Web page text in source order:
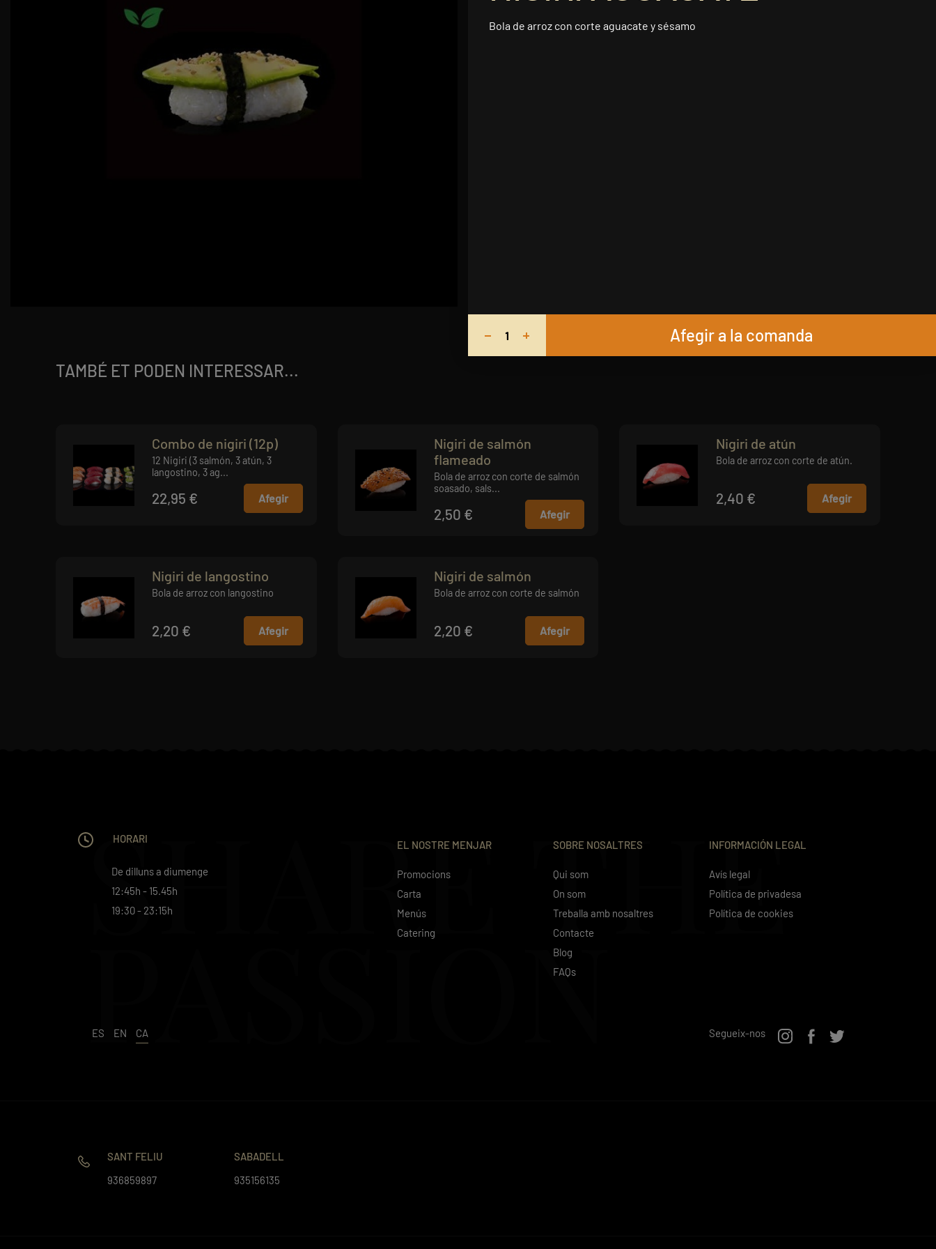
TAMBÉ ET PODEN INTERESSAR...
Combo de nigiri (12p)
12 Nigiri (3 salmón, 3 atún, 3
langostino, 3 ag...
22,95 € Afegir
Nigiri de salmón
flameado
Bola de arroz con corte de salmón
soasado, sals...
2,50 € Afegir
Nigiri de atún
Bola de arroz con corte de atún.
2,40 € Afegir
Nigiri de langostino
Bola de arroz con langostino
2,20 € Afegir
Nigiri de salmón
Bola de arroz con corte de salmón
2,20 € Afegir
SHARE THE
PASSION
HORARI
De dilluns a diumenge
12:45h - 15.45h
19:30 - 23:15h
EL NOSTRE MENJAR
Promocions
Carta
Menús
Catering
SOBRE NOSALTRES
Qui som
On som
Treballa amb nosaltres
Contacte
Blog
FAQs
INFORMACIÓN LEGAL
Avís legal
Política de privadesa
Política de cookies
ES EN CA Segueix-nos
SANT FELIU
936859897
SABADELL
935156135
Bola de arroz con corte aguacate y sésamo
Afegir a la comanda